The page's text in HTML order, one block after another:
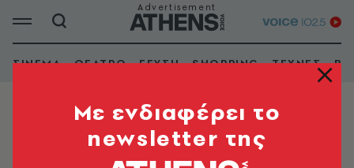
ΣΙΝΕΜΑ ΘΕΑΤΡΟ ΓΕΥΣΗ SHOPPING ΤΕΧΝΕΣ
Mε ενδιαφέρει το
newsletter της